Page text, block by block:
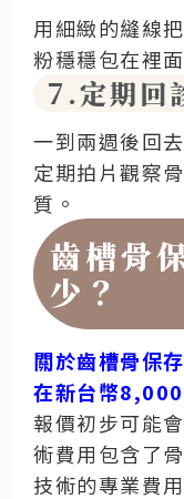
用細緻的縫線
粉穩穩包在裡
7.定期回
一到兩週後回
定期拍片觀察
質。
齒槽骨
少？
關於齒槽骨保
在新台幣
報價初步可能
術費用包含了
技術的專業費用